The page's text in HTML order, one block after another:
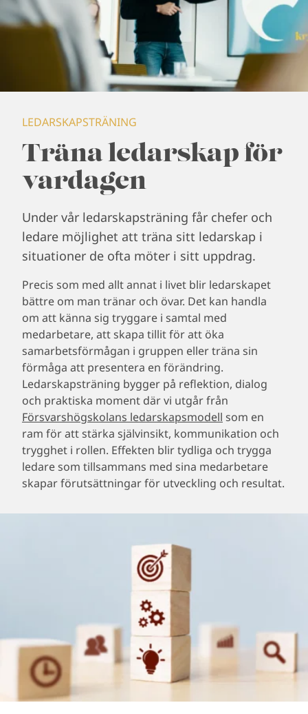
LEDARSKAPSTRÄNING
Träna ledarskap för
vardagen
Under vår ledarskapsträning får chefer och
ledare möjlighet att träna sitt ledarskap i
situationer de ofta möter i sitt uppdrag.
Precis som med allt annat i livet blir ledarskapet
bättre om man tränar och övar. Det kan handla
om att känna sig tryggare i samtal med
medarbetare, att skapa tillit för att öka
samarbetsförmågan i gruppen eller träna sin
förmåga att presentera en förändring.
Ledarskapsträning bygger på reflektion, dialog
och praktiska moment där vi utgår från
Försvarshögskolans ledarskapsmodell som en
ram för att stärka självinsikt, kommunikation och
trygghet i rollen. Effekten blir tydliga och trygga
ledare som tillsammans med sina medarbetare
skapar förutsättningar för utveckling och resultat.